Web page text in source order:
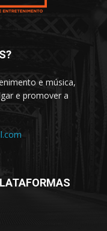
e música,
e promover a